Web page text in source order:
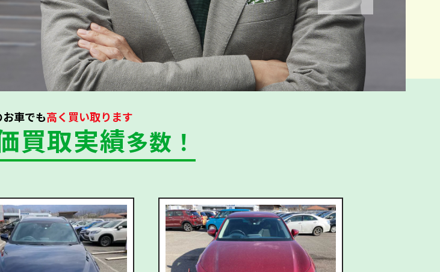
料で査定する
車でも高く買い取ります
買取実績多数！